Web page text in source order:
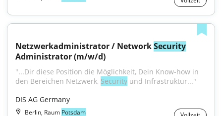
Netzwerkadministrator / Network Security
Administrator (m/w/d)
"...Dir diese Position die Möglichkeit, Dein Know-how in
den Bereichen Netzwerk, Security und Infrastruktur..."
DIS AG Germany
Berlin, Raum Potsdam